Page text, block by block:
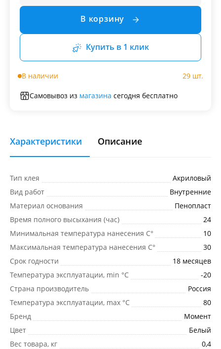
В корзину
Купить в 1 клик
В наличии 29 шт.
Самовывоз из магазина сегодня бесплатно
Характеристики Описание
Тип клея
Акриловый
Вид работ
Внутренние
Материал основания
Пенопласт
Время полного высыхания (час)
24
Минимальная температура нанесения C°
10
Максимальная температура нанесения C°
30
Срок годности
18 месяцев
Температура эксплуатации, min °С
-20
Страна производитель
Россия
Температура эксплуатации, max °С
80
Бренд
Момент
Цвет
Белый
Вес товара, кг
0,4